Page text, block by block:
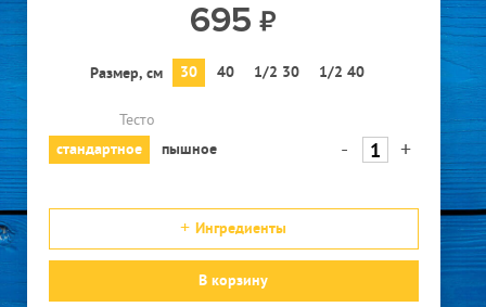
695
Размер, см 30 40 1/2 30 1/2 40
Тесто
стандартное
пышное - +
Ингредиенты
В корзину